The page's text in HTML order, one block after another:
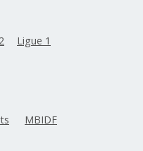
Ligue 1
MBIDF